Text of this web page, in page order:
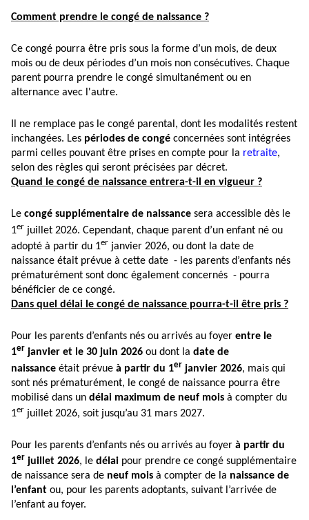
Comment prendre le congé de naissance ?
Ce congé pourra être pris sous la forme d’un mois, de deux
mois ou de deux périodes d’un mois non consécutives. Chaque
parent pourra prendre le congé simultanément ou en
alternance avec l'autre.
Il ne remplace pas le congé parental, dont les modalités restent
inchangées. Les périodes de congé concernées sont intégrées
parmi celles pouvant être prises en compte pour la retraite,
selon des règles qui seront précisées par décret.
Quand le congé de naissance entrera-t-il en vigueur ?
Le congé supplémentaire de naissance sera accessible dès le
1er juillet 2026. Cependant, chaque parent d’un enfant né ou
adopté à partir du 1er janvier 2026, ou dont la date de
naissance était prévue à cette date - les parents d’enfants nés
prématurément sont donc également concernés - pourra
bénéficier de ce congé.
Dans quel délai le congé de naissance pourra-t-il être pris ?
Pour les parents d’enfants nés ou arrivés au foyer entre le
1er janvier et le 30 juin 2026 ou dont la date de
naissance était prévue à partir du 1er janvier 2026, mais qui
sont nés prématurément, le congé de naissance pourra être
mobilisé dans un délai maximum de neuf mois à compter du
1er juillet 2026, soit jusqu’au 31 mars 2027.
Pour les parents d’enfants nés ou arrivés au foyer à partir du
1er juillet 2026, le délai pour prendre ce congé supplémentaire
de naissance sera de neuf mois à compter de la naissance de
l’enfant ou, pour les parents adoptants, suivant l’arrivée de
l’enfant au foyer.